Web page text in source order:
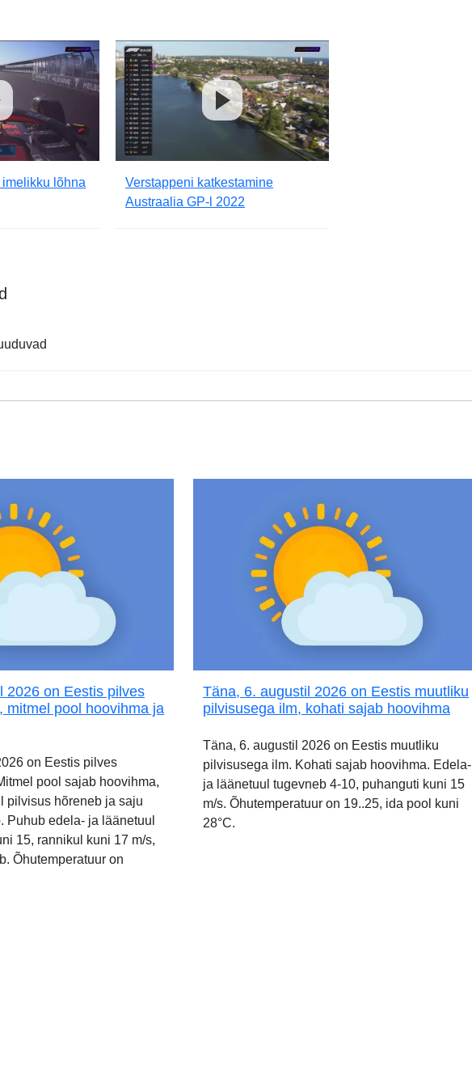
lõhna
Verstappeni katkestamine
Austraalia GP-l 2022
2026 on Eestis pilves
mitmel pool hoovihma ja
on Eestis pilves
pool sajab hoovihma,
pilvisus hõreneb ja saju
Puhub edela- ja läänetuul
15, rannikul kuni 17 m/s,
Õhutemperatuur on
Täna, 6. augustil 2026 on Eestis muutliku
pilvisusega ilm, kohati sajab hoovihma
Täna, 6. augustil 2026 on Eestis muutliku
pilvisusega ilm. Kohati sajab hoovihma. Edela-
ja läänetuul tugevneb 4-10, puhanguti kuni 15
m/s. Õhutemperatuur on 19..25, ida pool kuni
28°C.